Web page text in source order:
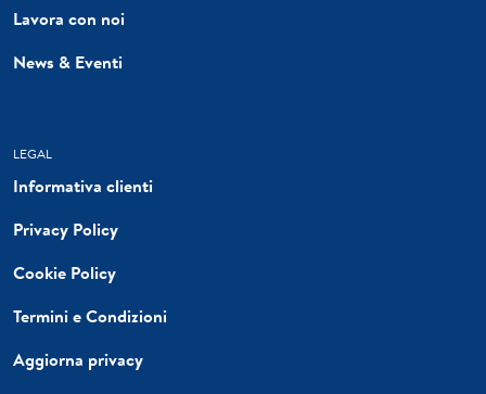
Lavora con noi
News & Eventi
LEGAL
Informativa clienti
Privacy Policy
Cookie Policy
Termini e Condizioni
Aggiorna privacy